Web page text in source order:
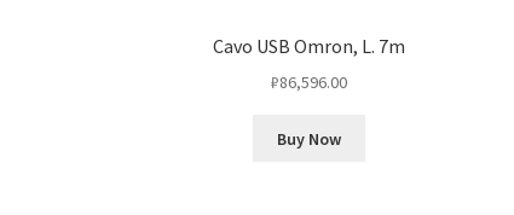
Cavo USB Omron, L. 7m
₽86,596.00
Buy Now